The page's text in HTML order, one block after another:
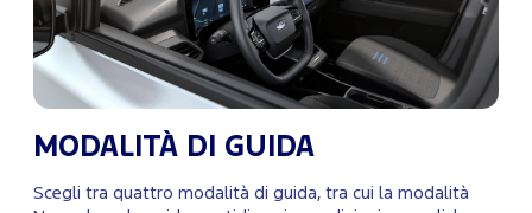
MODALITÀ DI GUIDA
Scegli tra quattro modalità di guida, tra cui la modalità